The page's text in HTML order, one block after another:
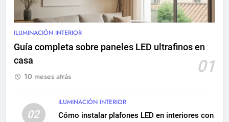
9
Renovación eléctrica en
completa
INSTALACIONES ELÉCTRICAS
MANTENIMIENTO
10
eléctrica empotrada en
viviendas
INSTALACIONES ELÉCTRICAS
ILUMINACIÓN INTERIOR
Guía completa sobre paneles LED ultrafinos en
casa
01
10 meses atrás
02
ILUMINACIÓN INTERIOR
Cómo instalar plafones LED en interiores con